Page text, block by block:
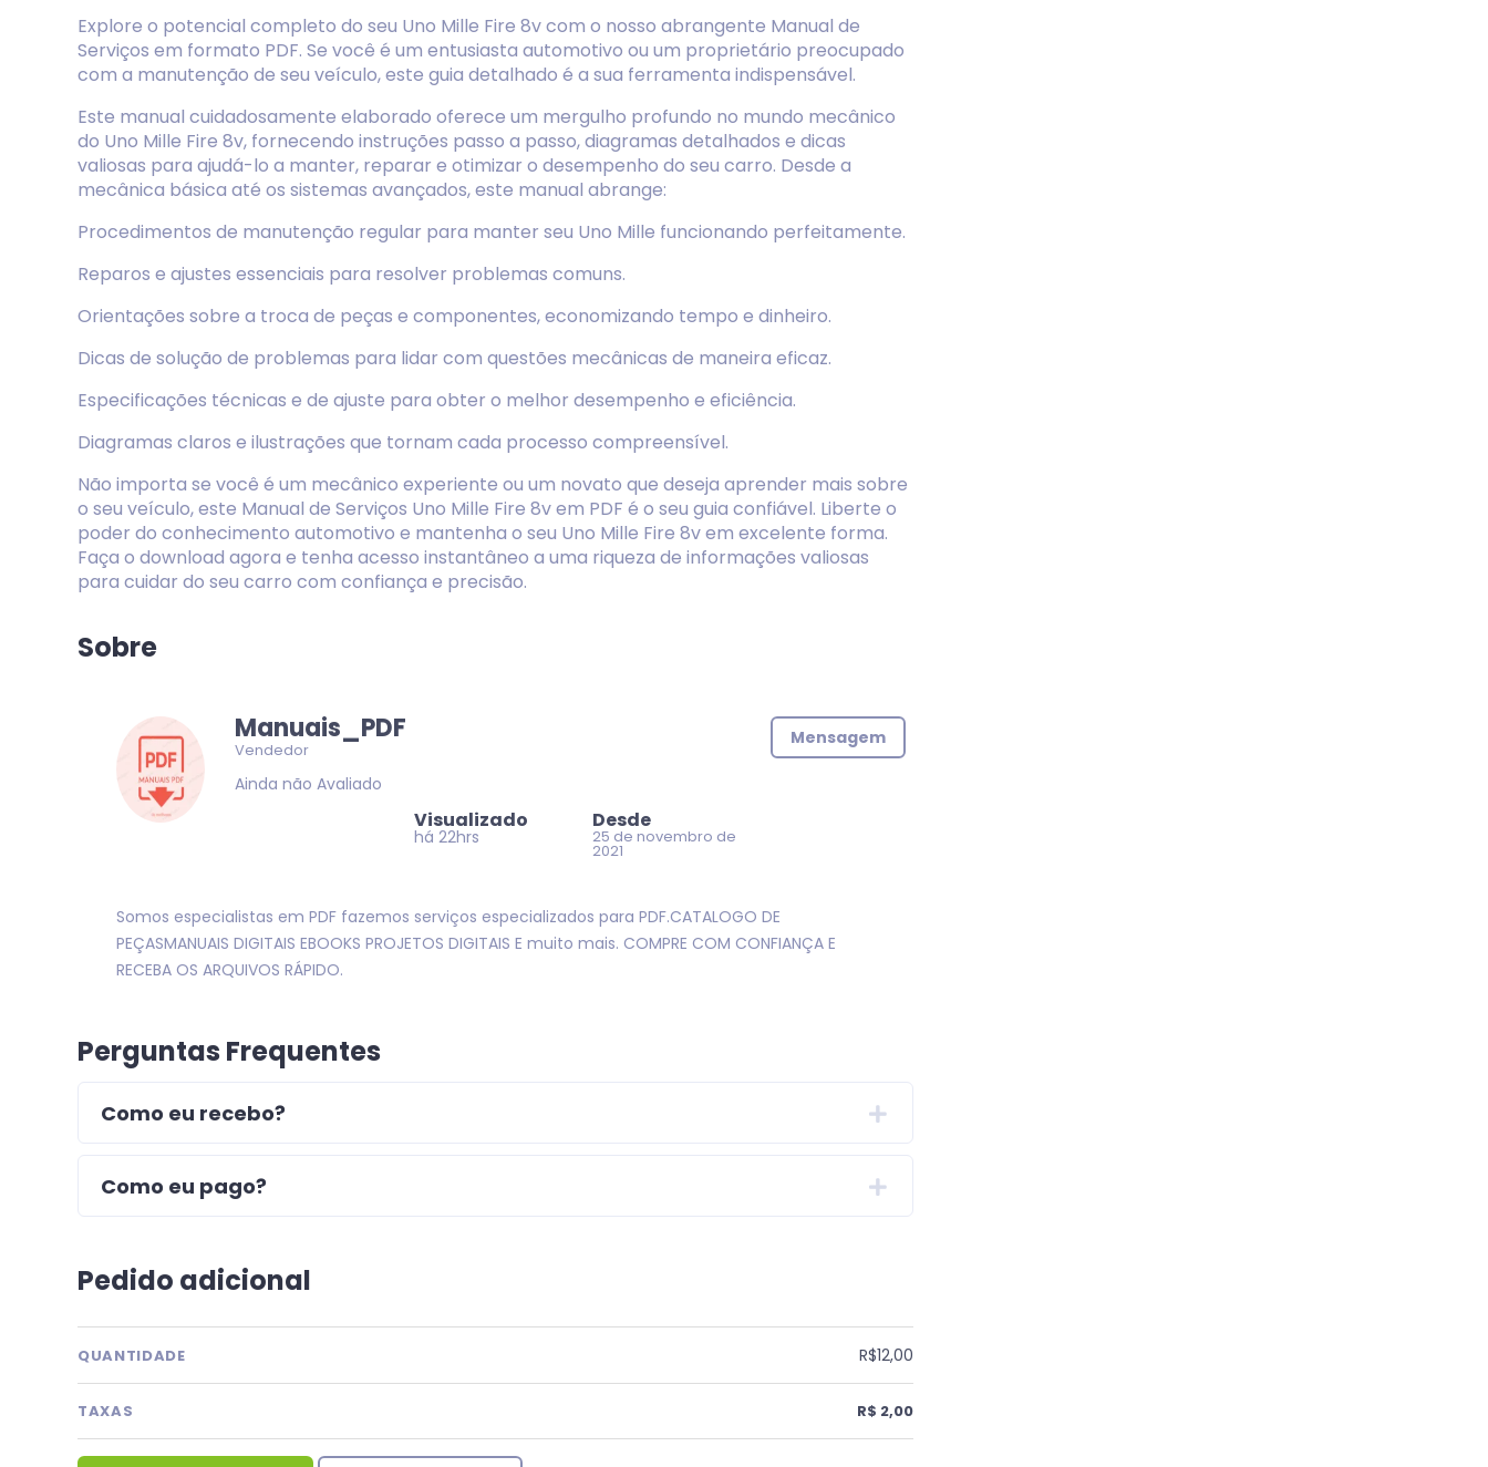
Explore o potencial completo do seu Uno Mille Fire 8v com o nosso abrangente Manual de
Serviços em formato PDF. Se você é um entusiasta automotivo ou um proprietário preocupado
com a manutenção de seu veículo, este guia detalhado é a sua ferramenta indispensável.
Este manual cuidadosamente elaborado oferece um mergulho profundo no mundo mecânico
do Uno Mille Fire 8v, fornecendo instruções passo a passo, diagramas detalhados e dicas
valiosas para ajudá-lo a manter, reparar e otimizar o desempenho do seu carro. Desde a
mecânica básica até os sistemas avançados, este manual abrange:
Procedimentos de manutenção regular para manter seu Uno Mille funcionando perfeitamente.
Reparos e ajustes essenciais para resolver problemas comuns.
Orientações sobre a troca de peças e componentes, economizando tempo e dinheiro.
Dicas de solução de problemas para lidar com questões mecânicas de maneira eficaz.
Especificações técnicas e de ajuste para obter o melhor desempenho e eficiência.
Diagramas claros e ilustrações que tornam cada processo compreensível.
Não importa se você é um mecânico experiente ou um novato que deseja aprender mais sobre
o seu veículo, este Manual de Serviços Uno Mille Fire 8v em PDF é o seu guia confiável. Liberte o
poder do conhecimento automotivo e mantenha o seu Uno Mille Fire 8v em excelente forma.
Faça o download agora e tenha acesso instantâneo a uma riqueza de informações valiosas
para cuidar do seu carro com confiança e precisão.
Sobre
Manuais_PDF
Vendedor
Ainda não Avaliado
Visualizado
há 22hrs
Desde
25 de novembro de
2021
Mensagem
Somos especialistas em PDF fazemos serviços especializados para PDF.CATALOGO DE
PEÇASMANUAIS DIGITAIS EBOOKS PROJETOS DIGITAIS E muito mais. COMPRE COM CONFIANÇA E
RECEBA OS ARQUIVOS RÁPIDO.
Perguntas Frequentes
Como eu recebo?
Como eu pago?
Pedido adicional
QUANTIDADE R$12,00
TAXAS R$ 2,00